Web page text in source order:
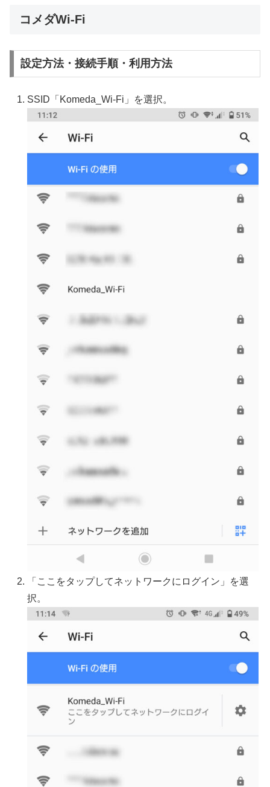
コメダWi-Fi
設定方法・接続手順・利用方法
SSID「Komeda_Wi-Fi」を選択。
「ここをタップしてネットワークにログイン」を選
択。